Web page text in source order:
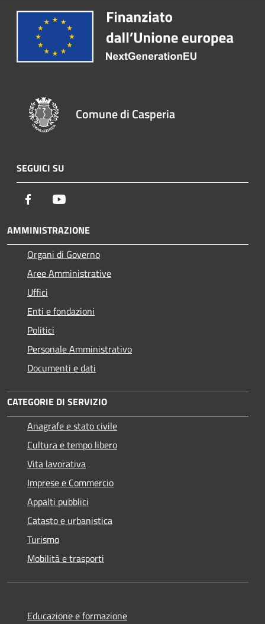
Comune di Casperia
SEGUICI SU
Facebook
AMMINISTRAZIONE
Organi di Governo
Aree Amministrative
Uffici
Enti e fondazioni
Politici
Personale Amministrativo
Documenti e dati
CATEGORIE DI SERVIZIO
Anagrafe e stato civile
Cultura e tempo libero
Vita lavorativa
Imprese e Commercio
Appalti pubblici
Catasto e urbanistica
Turismo
Mobilità e trasporti
Educazione e formazione